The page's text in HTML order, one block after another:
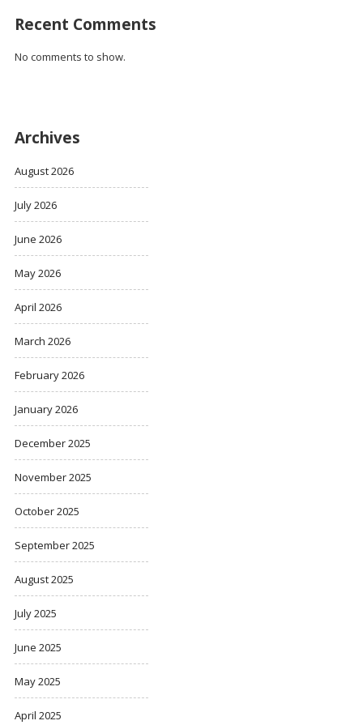
Recent Comments
No comments to show.
Archives
August 2026
July 2026
June 2026
May 2026
April 2026
March 2026
February 2026
January 2026
December 2025
November 2025
October 2025
September 2025
August 2025
July 2025
June 2025
May 2025
April 2025